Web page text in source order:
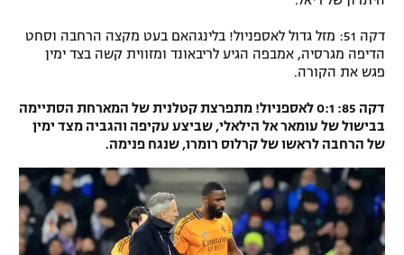
דקה 51: מזל גדול לאספניול! בלינגהאם בעט מקצה הרחבה וסחט
הדיפה מגרסיה, אמבפה הגיע לריבאונד ומזווית קשה בצד ימין
פגש את הקורה.
דקה 85: 0:1 לאספניול! מתפרצת קטלנית של המארחת הסתיימה
בבישול של עומאר אל הילאלי, שביצע עקיפה והגביה מצד ימין
של הרחבה לראשו של קרלוס רומרו, שנגח פנימה.